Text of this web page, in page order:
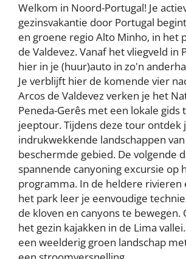
Welkom in Noord-Portugal! Je
gezinsvakantie door Portugal
en groene regio Alto Minho, in het
de Valdevez. Vanaf het vliegveld in
hier in je (huur)auto in zo'n
Je verblijft hier de komende vier
Arcos de Valdevez verken je het
Peneda-Gerês met een lokale gids
jeeptour. Tijdens deze tour ontdek
indrukwekkende landschappen
beschermde gebied. De volgende
spannende canyoning excursie op
programma. In de heldere rivieren
het park leer je eenvoudige
de kloven en canyons te bewegen.
het gezin kajakken in de Lima
een weelderig groen landschap